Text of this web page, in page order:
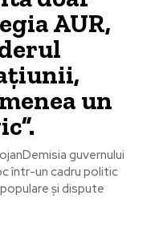
AUR,
un
guvernului
într-un cadru politic
și dispute